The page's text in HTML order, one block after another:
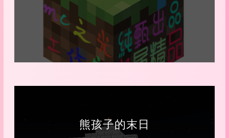
熊孩子的末日